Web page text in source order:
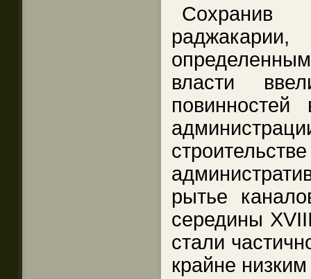
Сохранив
власти
повинностей
рытье
середины
стали
крайне